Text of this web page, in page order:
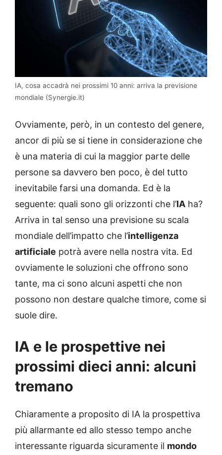
IA, cosa accadrà nei prossimi 10 anni: arriva la previsione
mondiale (Synergie.it)
Ovviamente, però, in un contesto del genere,
ancor di più se si tiene in considerazione che
è una materia di cui la maggior parte delle
persone sa davvero ben poco, è del tutto
inevitabile farsi una domanda. Ed è la
seguente: quali sono gli orizzonti che l’IA ha?
Arriva in tal senso una previsione su scala
mondiale dell’impatto che l’intelligenza
artificiale potrà avere nella nostra vita. Ed
ovviamente le soluzioni che offrono sono
tante, ma ci sono alcuni aspetti che non
possono non destare qualche timore, come si
suole dire.
IA e le prospettive nei
prossimi dieci anni: alcuni
tremano
Chiaramente a proposito di IA la prospettiva
più allarmante ed allo stesso tempo anche
interessante riguarda sicuramente il mondo